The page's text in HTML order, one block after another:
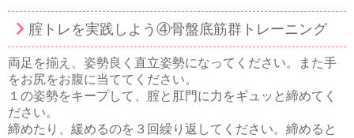
腟トレを実践しよう④骨盤底筋群トレーニング
両足を揃え、姿勢良く直立姿勢になってください。また手
をお尻をお腹に当ててください。
１の姿勢をキープして、腟と肛門に力をギュッと締めてく
ださい。
締めたり、緩めるのを３回繰り返してください。締めると